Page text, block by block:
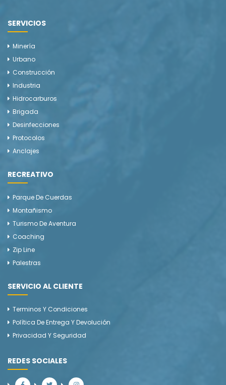
SERVICIOS
Minería
Urbano
Construcción
Industria
Hidrocarburos
Brigada
Desinfecciones
Protocolos
Anclajes
RECREATIVO
Parque De Cuerdas
Montañismo
Turismo De Aventura
Coaching
Zip Line
Palestras
SERVICIO AL CLIENTE
Terminos Y Condiciones
Política De Entrega Y Devolución
Privacidad Y Seguridad
REDES SOCIALES